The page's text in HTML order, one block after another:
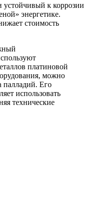
к коррозии
энергетике.
стоимость
платиновой
можно
палладий. Его
использовать
технические